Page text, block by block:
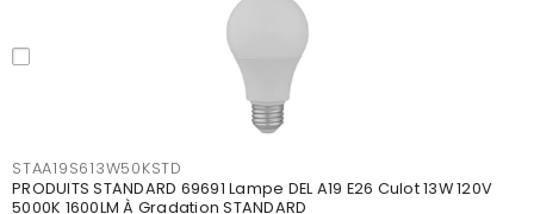
STAA19S613W50KSTD
PRODUITS STANDARD 69691 Lampe DEL A19 E26 Culot 13W 120V
5000K 1600LM À Gradation STANDARD